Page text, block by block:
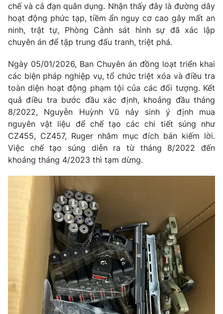
THỜI BÁO VTV
Theo dõi báo trên
Cơ quan chủ quản:Đài Truyền hình Việt Nam
Cơ quan báo chí:Thời báo VTV
Giấy phép hoạt động báo in và báo điện tử số 483/GP-BTTTT
cấp ngày 29/12/2023
Phó Tổng Biên tập:
Nguyễn Thị Mỹ Hạnh, Phạm Quốc Thắng,
Nguyễn Trọng Ninh
Tổng đài VTV:024.38 355 931 - 024.38 355 932
Ðiện thoại Thời báo VTV:024.66 897 897
toasoan@vtv.vn
Liên hệ quảng cáo:024-7300.7108
chế và cả đạn quân dụng. Nhận thấy đây là đường dây
hoạt động phức tạp, tiềm ẩn nguy cơ cao gây mất an
ninh, trật tự, Phòng Cảnh sát hình sự đã xác lập
chuyên án để tập trung đấu tranh, triệt phá.
Ngày 05/01/2026, Ban Chuyên án đồng loạt triển khai
các biện pháp nghiệp vụ, tổ chức triệt xóa và điều tra
toàn diện hoạt động phạm tội của các đối tượng. Kết
quả điều tra bước đầu xác định, khoảng đầu tháng
8/2022, Nguyễn Huỳnh Vũ nảy sinh ý định mua
nguyên vật liệu để chế tạo các chi tiết súng như
CZ455, CZ457, Ruger nhằm mục đích bán kiếm lời.
Việc chế tạo súng diễn ra từ tháng 8/2022 đến
khoảng tháng 4/2023 thì tạm dừng.